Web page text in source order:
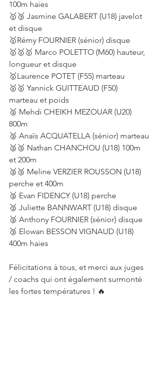
100m haies
🥇🥉 Jasmine GALABERT (U18) javelot
et disque
🥇Rémy FOURNIER (sénior) disque
🥇🥇🥇 Marco POLETTO (M60) hauteur,
longueur et disque
🥇Laurence POTET (F55) marteau
🥇🥇 Yannick GUITTEAUD (F50)
marteau et poids
🥈 Mehdi CHEIKH MEZOUAR (U20)
800m
🥈 Anaïs ACQUATELLA (sénior) marteau
🥈🥉 Nathan CHANCHOU (U18) 100m
et 200m
🥈🥉 Meline VERZIER ROUSSON (U18)
perche et 400m
🥈 Evan FIDENCY (U18) perche
🥈 Juliette BANNWART (U18) disque
🥈 Anthony FOURNIER (sénior) disque
🥉 Elowan BESSON VIGNAUD (U18)
400m haies
Félicitations à tous, et merci aux juges
/ coachs qui ont également surmonté
les fortes températures ! 🔥